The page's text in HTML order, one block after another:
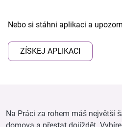
Nebo si stáhni aplikaci a
ZÍSKEJ APLIKACI
Na Práci za rohem máš největší
domova a přestat dojíždět.